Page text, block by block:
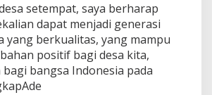
setempat, saya berharap
dapat menjadi generasi
yang berkualitas, yang mampu
positif bagi desa kita,
bangsa Indonesia pada